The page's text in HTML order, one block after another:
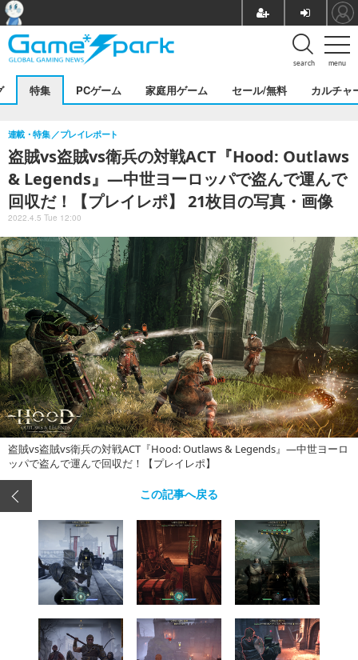
menu
search
特集 PCゲーム 家庭用ゲーム セール/無料 カルチャ
盗賊vs盗賊vs衛兵の対戦ACT『Hood: Outlaws
& Legends』―中世ヨーロッパで盗んで運んで
回収だ！【プレイレポ】 21枚目の写真・画像
連載・特集 プレイレポート
2022.4.5 Tue 12:00
盗賊vs盗賊vs衛兵の対戦ACT『Hood: Outlaws & Legends』―中世ヨーロ
ッパで盗んで運んで回収だ！【プレイレポ】
この記事へ戻る